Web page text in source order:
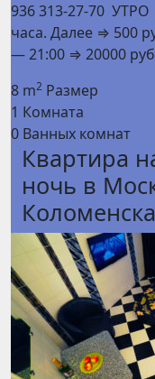
936 313-27-70
часа. Далее ⇒ 500
— 21:00 ⇒ 20000
8 m2 Размер
1 Комната
0 Ванных комнат
Квартира
ночь в